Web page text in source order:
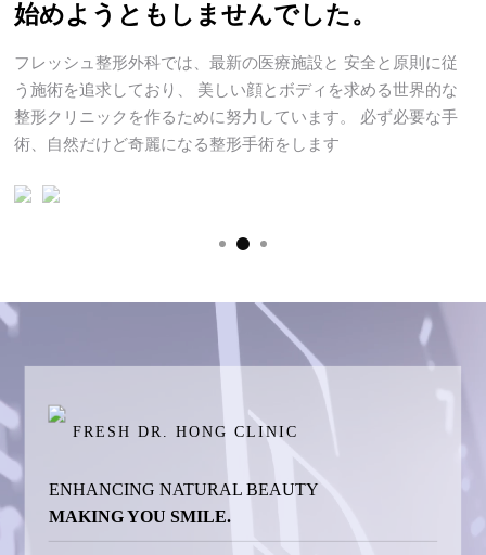
始めようともしませんでした。
フレッシュ整形外科では、最新の医療施設と 安全と原則に従
う施術を追求しており、
美しい顔とボディを求める世界的な
整形クリニックを作るために努力しています。
必ず必要な手
術、自然だけど奇麗になる整形手術をします
FRESH DR. HONG CLINIC
ENHANCING NATURAL BEAUTY
MAKING YOU SMILE.